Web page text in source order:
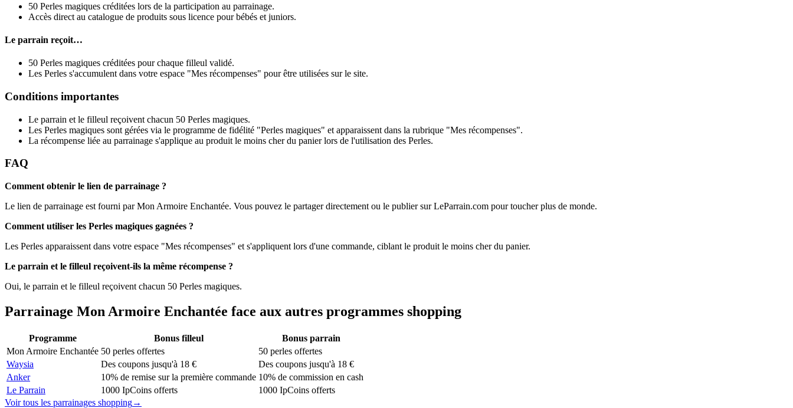
50 Perles magiques créditées lors de la participation au parrainage.
Accès direct au catalogue de produits sous licence pour bébés et juniors.
Le parrain reçoit…
50 Perles magiques créditées pour chaque filleul validé.
Les Perles s'accumulent dans votre espace "Mes récompenses" pour être utilisées sur le site.
Conditions importantes
Le parrain et le filleul reçoivent chacun 50 Perles magiques.
Les Perles magiques sont gérées via le programme de fidélité "Perles magiques" et apparaissent dans la rubrique "Mes récompenses".
La récompense liée au parrainage s'applique au produit le moins cher du panier lors de l'utilisation des Perles.
FAQ
Comment obtenir le lien de parrainage ?
Le lien de parrainage est fourni par Mon Armoire Enchantée. Vous pouvez le partager directement ou le publier sur LeParrain.com pour toucher plus de monde.
Comment utiliser les Perles magiques gagnées ?
Les Perles apparaissent dans votre espace "Mes récompenses" et s'appliquent lors d'une commande, ciblant le produit le moins cher du panier.
Le parrain et le filleul reçoivent-ils la même récompense ?
Oui, le parrain et le filleul reçoivent chacun 50 Perles magiques.
Parrainage Mon Armoire Enchantée face aux autres programmes shopping
Programme Bonus filleul
Bonus parrain
Mon Armoire Enchantée 50 perles offertes
50 perles offertes
Waysia
Des coupons jusqu'à 18 €
Des coupons jusqu'à 18 €
Anker
10% de remise sur la première commande 10% de commission en cash
Le Parrain
1000 IpCoins offerts
1000 IpCoins offerts
Voir tous les parrainages shopping→